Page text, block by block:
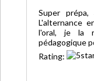
Super
L'alternance
l'oral, je la
pédagogique
Rating: